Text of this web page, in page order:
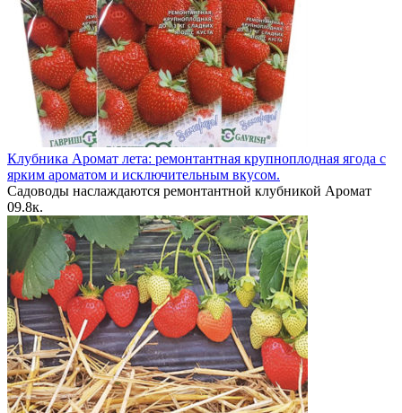
Клубника Аромат лета: ремонтантная крупноплодная ягода с
ярким ароматом и исключительным вкусом.
Садоводы наслаждаются ремонтантной клубникой Аромат
09.8к.